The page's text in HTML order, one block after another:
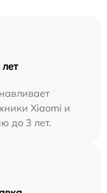
Xiaomi и
до 3 лет.